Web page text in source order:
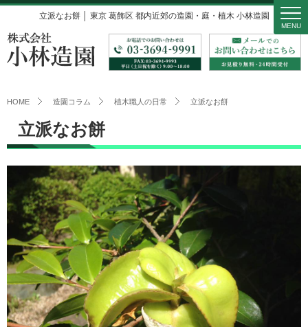
立派なお餅 │ 東京 葛飾区 都内近郊の造園・庭・植木 小林造園
MENU
HOME 造園コラム 植木職人の日常 立派なお餅
立派なお餅